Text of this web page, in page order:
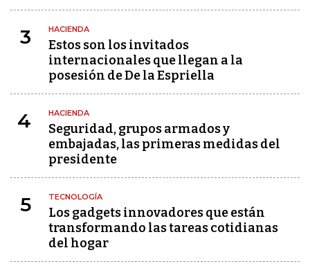
3 HACIENDA
Estos son los invitados
internacionales que llegan a la
posesión de De la Espriella
4 HACIENDA
Seguridad, grupos armados y
embajadas, las primeras medidas del
presidente
5 TECNOLOGÍA
Los gadgets innovadores que están
transformando las tareas cotidianas
del hogar